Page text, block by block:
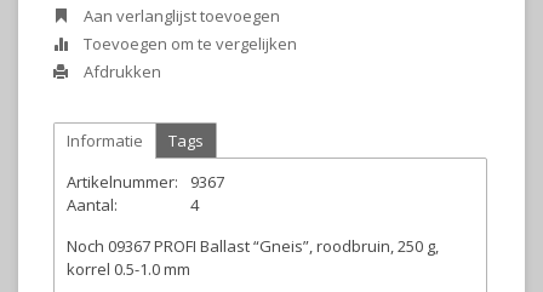
Aan verlanglijst toevoegen
Toevoegen om te vergelijken
Afdrukken
Informatie
Tags
Artikelnummer:
9367
Aantal:
4
Noch 09367 PROFI Ballast “Gneis”, roodbruin, 250 g,
korrel 0.5-1.0 mm